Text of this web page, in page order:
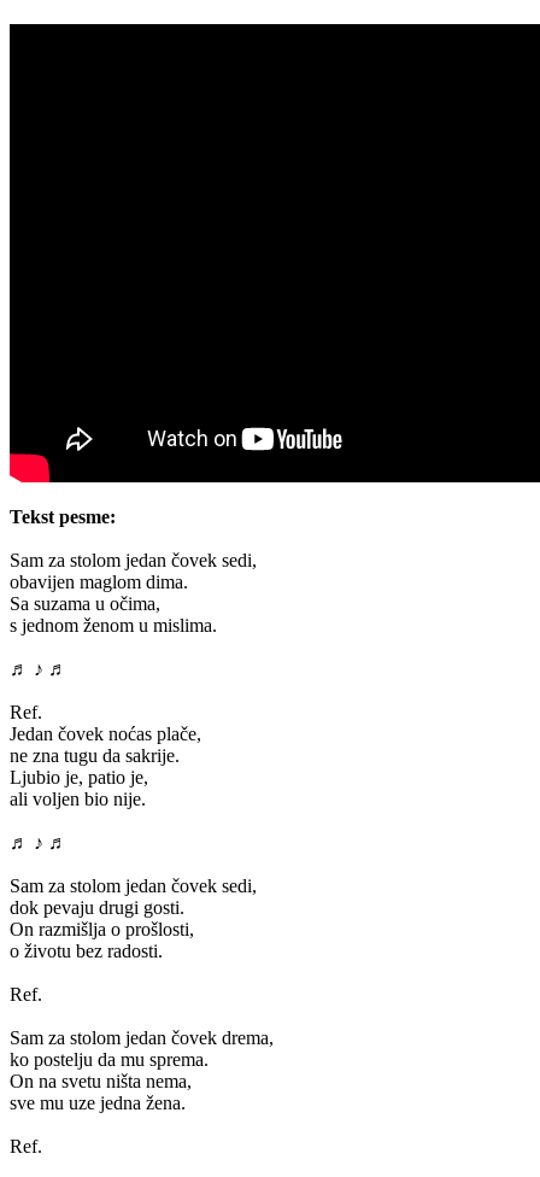
Tekst pesme:
Sam za stolom jedan čovek sedi,
obavijen maglom dima.
Sa suzama u očima,
s jednom ženom u mislima.
♬ ♪ ♬
Ref.
Jedan čovek noćas plače,
ne zna tugu da sakrije.
Ljubio je, patio je,
ali voljen bio nije.
♬ ♪ ♬
Sam za stolom jedan čovek sedi,
dok pevaju drugi gosti.
On razmišlja o prošlosti,
o životu bez radosti.
Ref.
Sam za stolom jedan čovek drema,
ko postelju da mu sprema.
On na svetu ništa nema,
sve mu uze jedna žena.
Ref.